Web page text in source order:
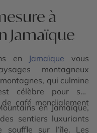
à
Jamaïque
en Jamaïque vous
montagneux
qui culmine
célèbre pour ses
café mondialement
en Jamaïque,
sentiers luxuriants
sur l’île. Les